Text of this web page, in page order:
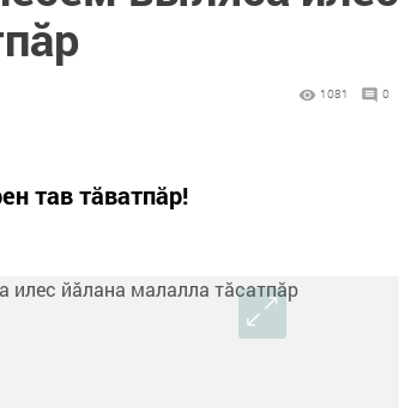
1081 0
тав тăватпăр!